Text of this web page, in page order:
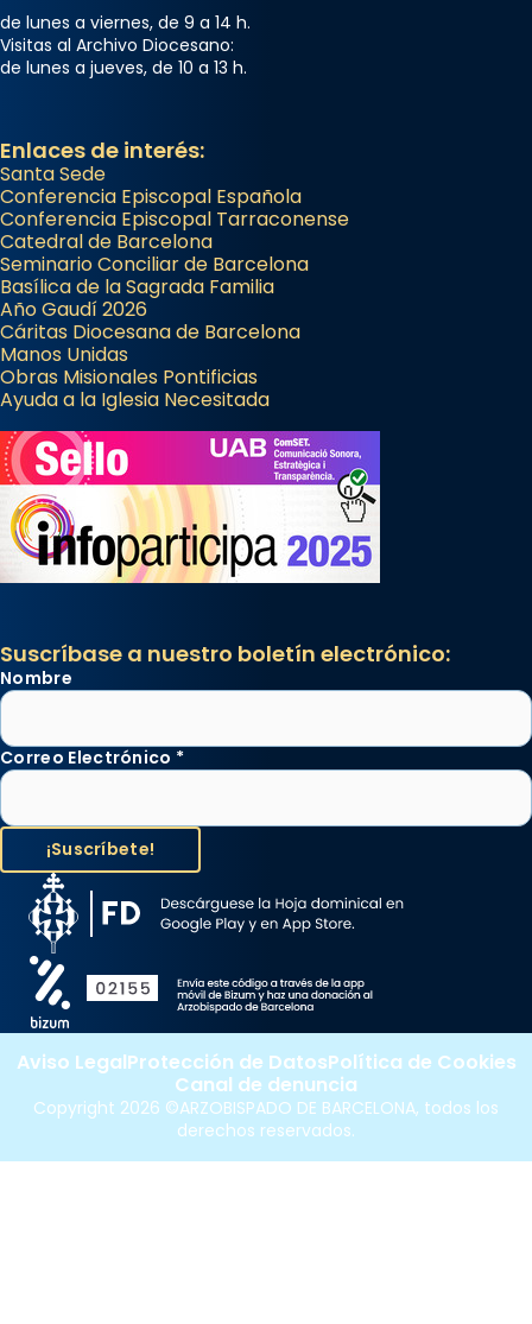
de lunes a viernes, de 9 a 14 h.
Visitas al Archivo Diocesano:
de lunes a jueves, de 10 a 13 h.
Enlaces de interés:
Santa Sede
Conferencia Episcopal Española
Conferencia Episcopal Tarraconense
Catedral de Barcelona
Seminario Conciliar de Barcelona
Basílica de la Sagrada Familia
Año Gaudí 2026
Cáritas Diocesana de Barcelona
Manos Unidas
Obras Misionales Pontificias
Ayuda a la Iglesia Necesitada
Suscríbase a nuestro boletín electrónico:
Nombre
Correo Electrónico *
Copyright 2026 ©ARZOBISPADO DE BARCELONA, todos los
derechos reservados.
Aviso LegalProtección de DatosPolítica de Cookies
Canal de denuncia